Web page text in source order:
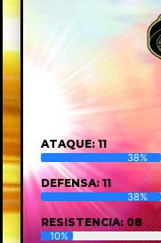
ATAQUE: 11
38%
DEFENSA: 11
38%
RESISTENCIA: 08
10%